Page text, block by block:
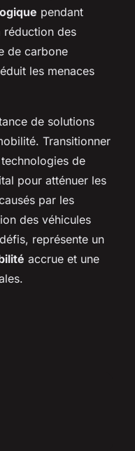
pendant
réduction des
de carbone
les menaces
de solutions
Transitionner
de
pour atténuer les
par les
des véhicules
représente un
accrue et une